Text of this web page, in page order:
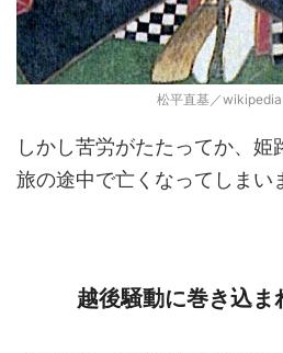
松平直基／
しかし苦労がたたってか、姫
旅の途中で亡くなってしまい
越後騒動に巻き込ま